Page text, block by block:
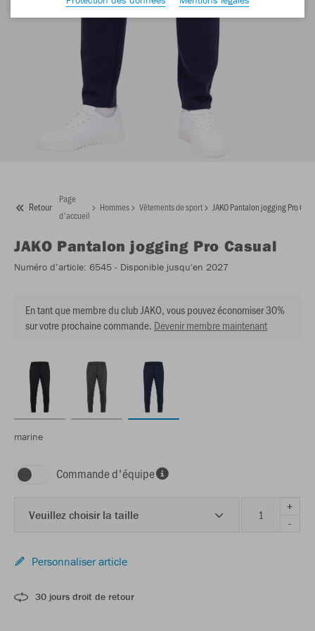
Retour
Page
d'accueil
Hommes Vêtements de sport JAKO Pantalon jogging Pro
JAKO Pantalon jogging Pro Casual
Numéro d’article: 6545 - Disponible jusqu'en 2027
En tant que membre du club JAKO, vous pouvez économiser 30%
sur votre prochaine commande. Devenir membre maintenant
marine
Commande d'équipe
Veuillez choisir la taille
+
-
Personnaliser article
30 jours droit de retour